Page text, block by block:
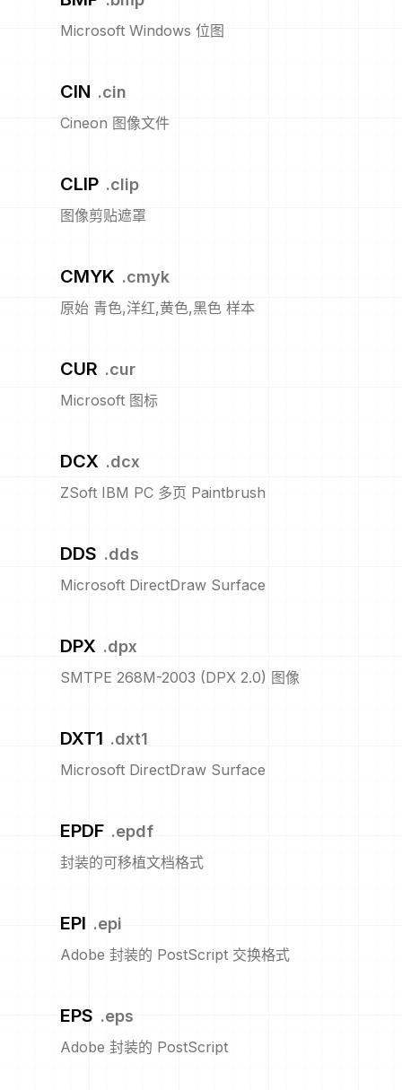
Microsoft Windows 位图
CIN .cin
Cineon 图像文件
CLIP .clip
图像剪贴遮罩
CMYK .cmyk
原始 青色,洋红,黄色,黑色 样本
CUR .cur
Microsoft 图标
DCX .dcx
ZSoft IBM PC 多页 Paintbrush
DDS .dds
Microsoft DirectDraw Surface
DPX .dpx
SMTPE 268M-2003 (DPX 2.0) 图像
DXT1 .dxt1
Microsoft DirectDraw Surface
EPDF .epdf
封装的可移植文档格式
EPI .epi
Adobe 封装的 PostScript 交换格式
EPS .eps
Adobe 封装的 PostScript